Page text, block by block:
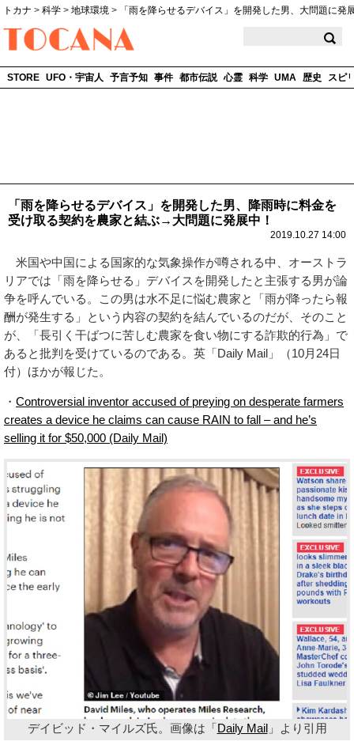
トカナ > 科学 > 地球環境 >
「雨を降らせるデバイス」を開発した男、大問題に発
STORE UFO・宇宙人 予言予知 事件 都市伝説 心霊 科学 UMA 歴史 スピ
「雨を降らせるデバイス」を開発した男、降雨時に料金を
受け取る契約を農家と結ぶ→大問題に発展中！
2019.10.27 14:00
米国や中国による国家的な気象操作が噂される中、オーストラ
リアでは「雨を降らせる」デバイスを開発したと主張する男が論
争を呼んでいる。この男は水不足に悩む農家と「雨が降ったら報
酬が発生する」という内容の契約を結んでいるのだが、そのこと
が、「長引く干ばつに苦しむ農家を食い物にする詐欺的行為」で
あると批判を受けているのである。英「Daily Mail」（10月24日
付）ほかが報じた。
・ Controversial inventor accused of preying on desperate farmers
creates a device he claims can cause RAIN to fall – and he’s
selling it for $50,000 (Daily Mail)
デイビッド・マイルズ氏。画像は「Daily Mail」より引用